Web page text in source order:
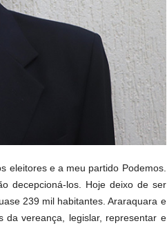
eleitores e a meu partido Podemos.
decepcioná-los. Hoje deixo de ser
239 mil habitantes. Araraquara e
da vereança, legislar, representar e